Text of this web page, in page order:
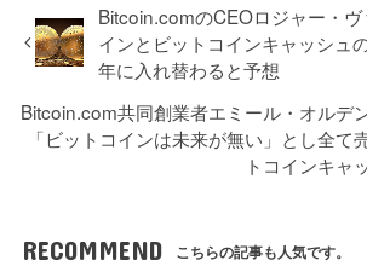
Bitcoin.comのCEOロジャー・ヴ
インとビットコインキャッシュ
年に入れ替わると予想
Bitcoin.com共同創業者エミール・オルデ
「ビットコインは未来が無い」とし全て
トコインキャ
RECOMMEND こちらの記事も人気です。